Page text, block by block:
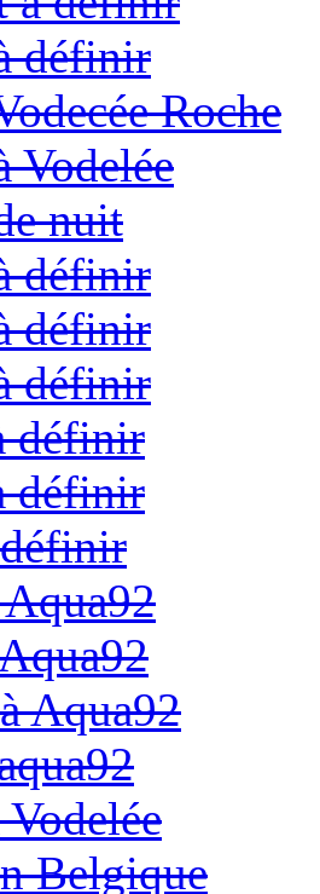
définir
Roche
Vodelée
nuit
définir
définir
définir
définir
définir
Aqua92
Belgique